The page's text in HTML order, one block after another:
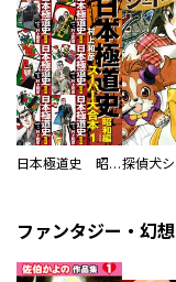
日本極道史 昭和編 スーパー大合本
ファンタジー・幻想